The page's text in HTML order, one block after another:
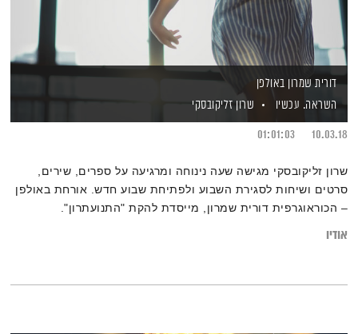
דורית שמרון באולפן
השראה. עכשיו
שרון זליקובסקי
10.03.18
01:01:03
שרון זליקובסקי מגישה שעה נינוחה ומרגיעה על ספרים, שירים,
סרטים ושיחות לסגירת השבוע ולפתיחת שבוע חדש. אורחת באולפן
– הכוראוגרפית דורית שמרון, מייסדת להקת "התנועתרון".
אודיו